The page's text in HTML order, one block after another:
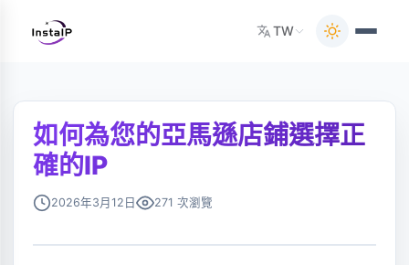
TW
如何為您的亞馬遜店鋪選擇正
確的IP
2026年3月12日 271 次瀏覽